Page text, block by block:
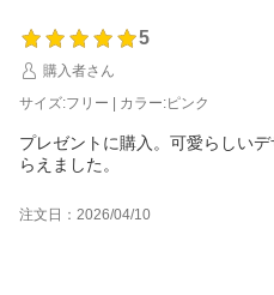
5
購入者さん
サイズ:フリー | カラー:ピンク
プレゼントに購入。可愛らしい
らえました。
注文日：2026/04/10